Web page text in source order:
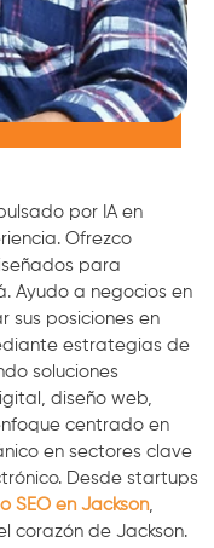
por IA en
Ofrezco
para
Ayudo a negocios en
sus posiciones en
estrategias de
soluciones
diseño web,
centrado en
en sectores clave
Desde startups
SEO en Jackson,
corazón de Jackson.